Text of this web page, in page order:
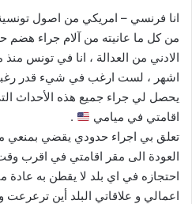
انا فرنسي – امريكي من اصول
من كل ما عانيته من آلام جراء
الادني من العدالة ، انا في تونس منذ
اشهر ، لست ارغب في شيء قدر
يحصل لي جراء جميع هذه الأحداث
اقامتي في ميامي
.
تعلق بي اجراء حدودي يقضي بمنعي
العودة الى مقر اقامتي في اقرب
احتجازه في اي بلد لا يقطن به عادة
اعمالي و علاقاتي البلد أين ترعرعت